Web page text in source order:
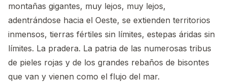
montañas gigantes, muy lejos, muy lejos,
adentrándose hacia el Oeste, se extienden territorios
inmensos, tierras fértiles sin límites, estepas áridas sin
límites. La pradera. La patria de las numerosas tribus
de pieles rojas y de los grandes rebaños de bisontes
que van y vienen como el flujo del mar.